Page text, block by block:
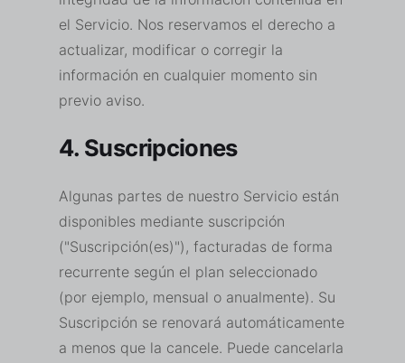
el Servicio. Nos reservamos el derecho a
actualizar, modificar o corregir la
información en cualquier momento sin
previo aviso.
4. Suscripciones
Algunas partes de nuestro Servicio están
disponibles mediante suscripción
("Suscripción(es)"), facturadas de forma
recurrente según el plan seleccionado
(por ejemplo, mensual o anualmente). Su
Suscripción se renovará automáticamente
a menos que la cancele. Puede cancelarla